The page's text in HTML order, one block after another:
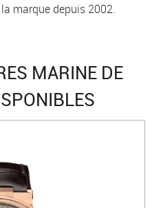
marque depuis 2002.
MARINE DE